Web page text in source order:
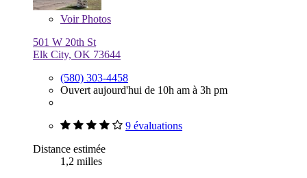
VoirPhotos
501 W 20th St
Elk City, OK 73644
(580) 303-4458
Ouvert aujourd'hui de 10h am à 3h pm
9 évaluations
Distance estimée
1,2 milles